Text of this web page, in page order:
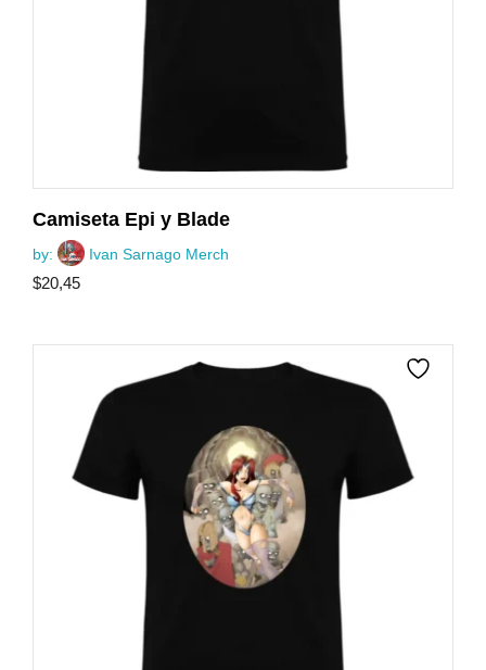
Camiseta Epi y Blade
by: Ivan Sarnago Merch
$20,45